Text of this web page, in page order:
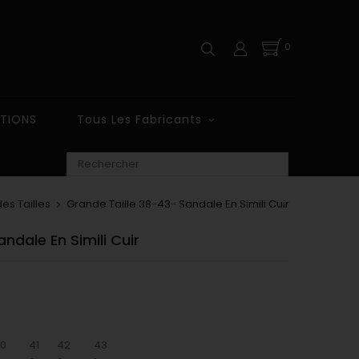
0
Tous Les Fabricants
Tailles Grande Taille 38-43- Sandale En Simili Cuir
En Simili Cuir
41 42
43